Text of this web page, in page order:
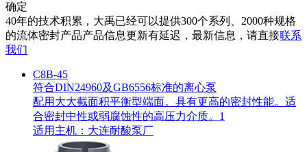
确定
40年的技术积累，大禹已经可以提供300个系列、2000种规格
的流体密封产品产品信息更新有延迟，最新信息，请直接联系
我们
C8B-45
符合DIN24960及GB6556标准的离心泵
配用大大截面积平衡型端面。具有更高的密封性能。适
合密封中性或弱腐蚀性的高压力介质。1
适用主机： 大连耐酸泵厂